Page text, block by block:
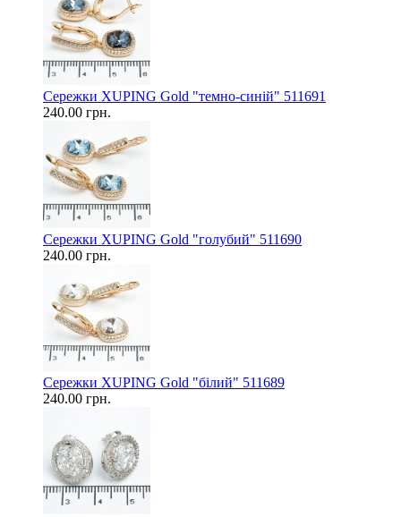
Сережки XUPING Gold "темно-синій" 511691
240.00 грн.
Сережки XUPING Gold "голубий" 511690
240.00 грн.
Сережки XUPING Gold "білий" 511689
240.00 грн.